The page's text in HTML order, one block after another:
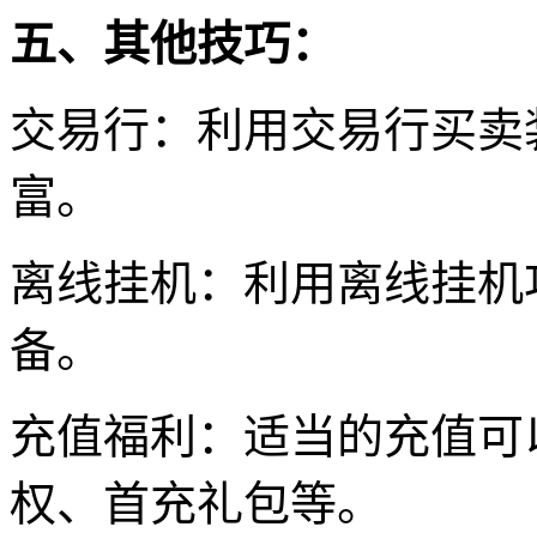
五、其他技巧：
交易行：利用交易行买
富。
离线挂机：利用离线挂
备。
充值福利：适当的充值
权、首充礼包等。